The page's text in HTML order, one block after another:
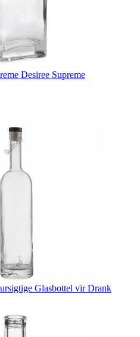
Desiree Supreme
Glasbottel vir Drank